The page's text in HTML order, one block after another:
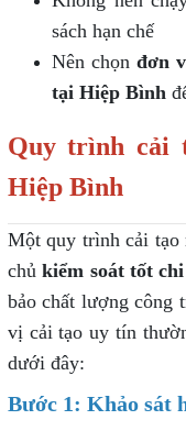
sách hạn chế
Nên chọn đơn
tại Hiệp Bình
Quy trình cải
Hiệp Bình
Một quy trình cải tạo
chủkiểm soát tốt
bảo chất lượng công
vị cải tạo uy tín
dưới đây:
Bước 1: Khảo sát